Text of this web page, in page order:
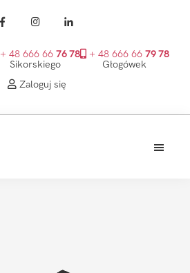
+ 48 666 66 76 78
Sikorskiego
+ 48 666 66 79 78
Głogówek
Zaloguj się